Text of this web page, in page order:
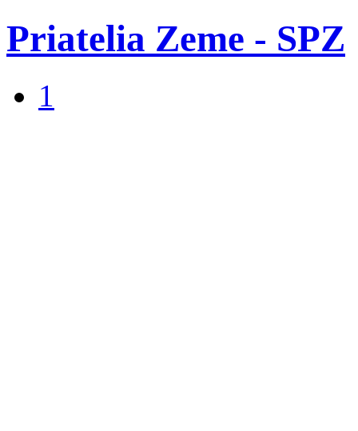
Priatelia Zeme - SPZ
1